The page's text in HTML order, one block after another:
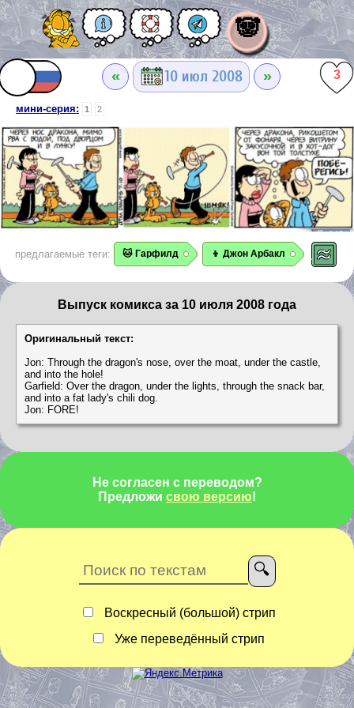
🐼
« 10 июл 2008 » 3
мини-серия: 1 2
предлагаемые теги: 🐱 Гарфилд 👦 Джон Арбакл
Выпуск комикса за 10 июля 2008 года
Оригинальный текст:
Jon: Through the dragon's nose, over the moat, under the castle,
and into the hole!
Garfield: Over the dragon, under the lights, through the snack bar,
and into a fat lady's chili dog.
Jon: FORE!
Не согласен с переводом?
Предложи свою версию!
Воскресный (большой) стрип
Уже переведённый стрип